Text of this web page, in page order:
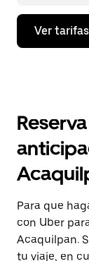
Presiona
flecha
el
y
selecciona
una
Presiona
la
tecla Esc
para
cerrar
Ver tarifas
Para que
con Uber
Acaquilpan.
tu viaje, en